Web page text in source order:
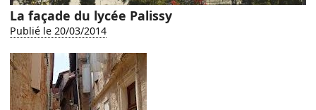
La façade du lycée Palissy
Publié le 20/03/2014